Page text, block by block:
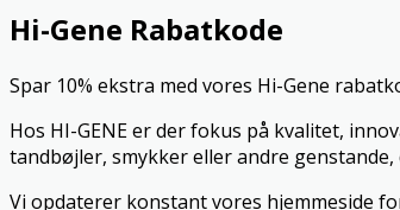
Hi-Gene Rabatkode
Spar 10% ekstra med vores Hi-Gene
Hos HI-GENE er der fokus på kvalitet,
tandbøjler, smykker eller andre
Vi opdaterer konstant vores hjemmeside